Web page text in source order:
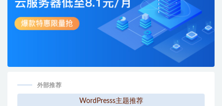
外部推荐
WordPresss主题推荐